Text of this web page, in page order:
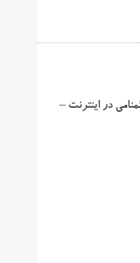
در اینترنت –